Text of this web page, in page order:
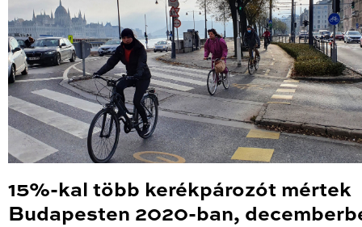
15%-kal több kerékpározót mértek
Budapesten 2020-ban,